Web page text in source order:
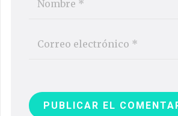
PUBLICAR EL